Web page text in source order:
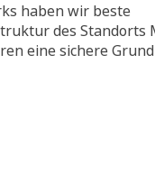
haben wir beste
des Standorts
eine sichere